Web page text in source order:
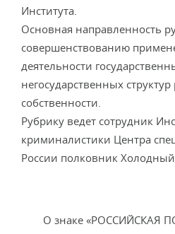
Института.
Основная направленность
совершенствованию
деятельности
негосударственных
собственности.
Рубрику ведет сотрудник
криминалистики Центра
России полковник
О знаке «РОССИЙСКАЯ